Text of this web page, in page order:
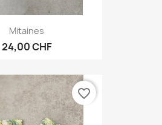
Mitaines
24,00 CHF
favorite_border